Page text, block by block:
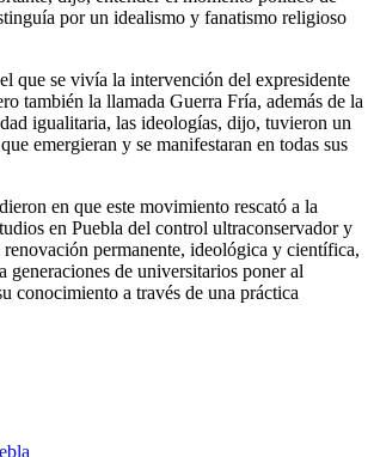
por un idealismo y fanatismo religioso
que se vivía la intervención del expresidente
también la llamada Guerra Fría, además de la
igualitaria, las ideologías, dijo, tuvieron un
emergieran y se manifestaran en todas sus
en que este movimiento rescató a la
en Puebla del control ultraconservador y
permanente, ideológica y científica,
generaciones de universitarios poner al
conocimiento a través de una práctica